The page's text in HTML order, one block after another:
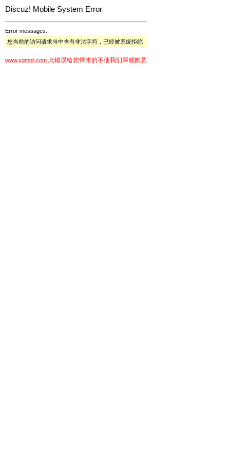
Discuz! Mobile System Error
Error messages:
您当前的访问请求当中含有非法字符，已经被系统拒绝
www.xgmoli.com 此错误给您带来的不便我们深感歉意